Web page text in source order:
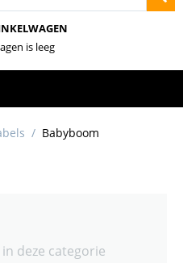
is leeg
/ Babyboom
deze categorie